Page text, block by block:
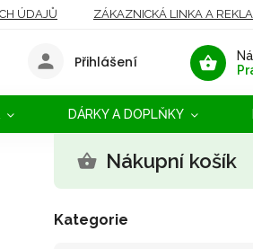
ÚDAJŮ ZÁKAZNICKÁ LINKA A
Přihlášení
DÁRKY A DOPLŇKY
Nákupní košík
Kategorie